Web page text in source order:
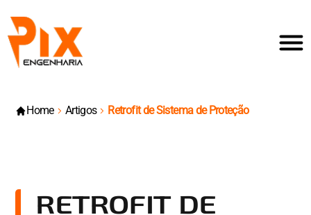
Home Artigos Retrofit de Sistema de Proteção
RETROFIT DE